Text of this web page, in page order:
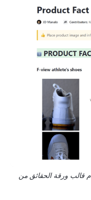
قالب ورقة الحقائق من